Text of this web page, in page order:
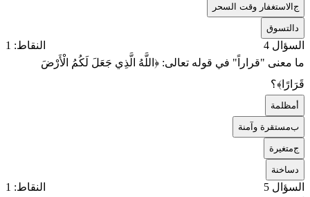
جالاستغفار وقت السحر
التسوق
السؤال 4
النقاط: 1
ما معنى "قراراً" في قوله تعالى: ﴿اللَّهُ الَّذِي جَعَلَ لَكُمُ الْأَرْضَ
قَرَارًا﴾؟
مظلمة
بمستقرة وآمنة
جمتغيرة
ساخنة
السؤال 5
النقاط: 1